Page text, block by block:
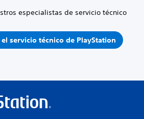
especialistas de servicio técnico
servicio técnico de PlayStation